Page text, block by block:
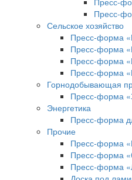
Пресс-
Сельское хозяйство
Пресс-форма
Пресс-форма
Пресс-форма
Пресс-форма
Горнодобывающая
Пресс-форма
Энергетика
Пресс-форма
Прочие
Пресс-форма
Пресс-форма
Пресс-форма